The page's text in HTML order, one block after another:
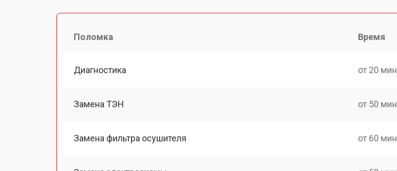
Поломка Время
Диагностика от 20 мин
Замена ТЭН от 50 мин
Замена фильтра осушителя от 60 мин